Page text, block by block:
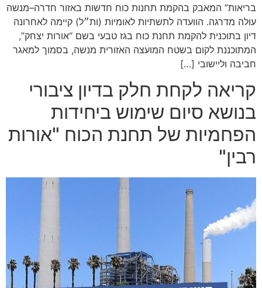
בריאות” המאבק בהקמת תחנות כוח חדשות באזור חדרה–מנשה
עולה מדרגה. הוועדה לתשתיות לאומיות (ות״ל) קיימה לאחרונה
דיון בתוכנית להקמת תחנת כוח בגז טבעי בשם “אורות יצחק”,
המתוכננת לקום בשטח המועצה האזורית מנשה, בסמוך למאגר
חביבה וליישובי […]
קריאה לקחת חלק בדיון ציבורי
בנושא סיום שימוש ביחידות
הפחמיות של תחנת הכוח "אורות
רבין"